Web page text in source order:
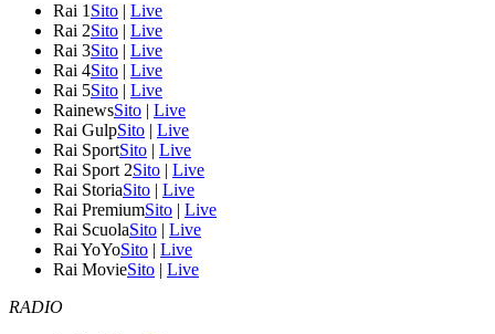
Rai 1 Sito | Live
Rai 2Sito | Live
Rai 3Sito | Live
Rai 4Sito | Live
Rai 5Sito | Live
RainewsSito | Live
Rai GulpSito | Live
Rai SportSito | Live
Rai Sport 2Sito | Live
Rai StoriaSito | Live
Rai PremiumSito | Live
Rai ScuolaSito | Live
Rai YoYoSito | Live
Rai MovieSito | Live
RADIO